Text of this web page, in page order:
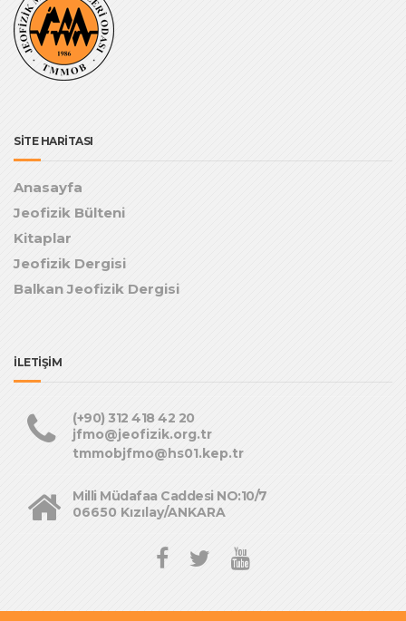
SİTE HARİTASI
Anasayfa
Jeofizik Bülteni
Kitaplar
Jeofizik Dergisi
Balkan Jeofizik Dergisi
İLETİŞİM
(+90) 312 418 42 20
jfmo@jeofizik.org.tr
tmmobjfmo@hs01.kep.tr
Milli Müdafaa Caddesi NO:10/7
06650 Kızılay/ANKARA